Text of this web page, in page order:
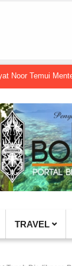
Menteri
TRAVEL